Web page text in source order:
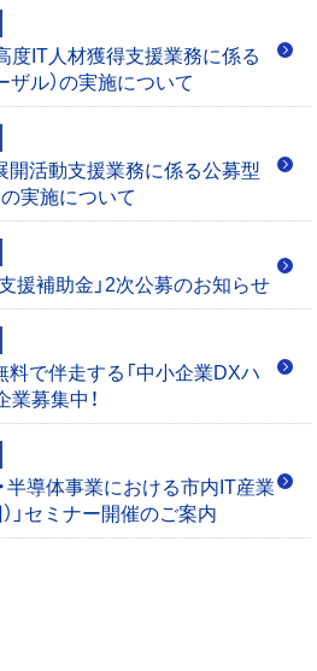
IT人材獲得支援業務に係る
ル）の実施について
活動支援業務に係る公募型
実施について
援補助金」2次公募のお知らせ
で伴走する「中小企業DXハ
募集中！
半導体事業における市内IT産業
」セミナー開催のご案内